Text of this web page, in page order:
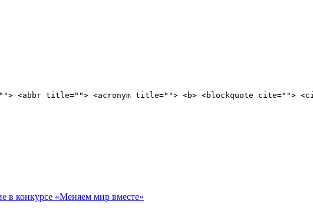
<abbr title=""> <acronym title=""> <b> <blockquote cite="">
конкурсе «Меняем мир вместе»